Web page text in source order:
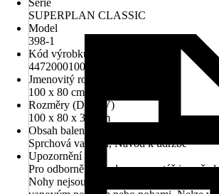
Série
SUPERPLAN CLASSIC
Model
398-1
Kód výrobku
447200010001
Jmenovitý rozmer (DxŠ)
100 x 80 cm
Rozměry (DxŠxV)
100 x 80 x 3.2 cm
Obsah balení
Sprchová vanička, Návod k údržbě
Upozornění
Pro odborně provedenou montáž je
Nohy nejsou součástí dodávky, Vanu lze